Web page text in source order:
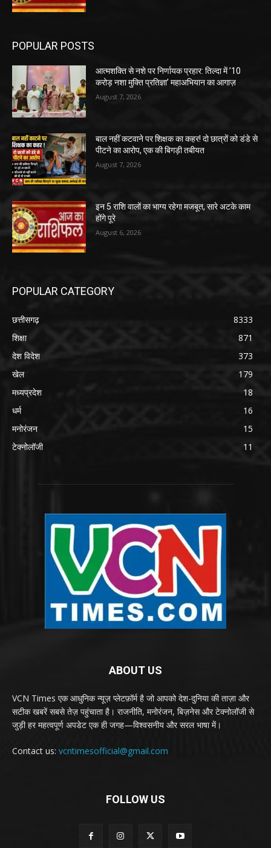
POPULAR POSTS
आत्मशक्ति से नशे पर निर्णायक प्रहार: तिल्दा में ’10
करोड़ नशा मुक्ति प्रतिज्ञा’ महाअभियान का आगाज़
August 7, 2026
बाल नहीं कटवाने पर शिक्षक का कहर! दो छात्रों को डंडे से
पीटने का आरोप, एक की बिगड़ी तबीयत
August 7, 2026
इन 5 राशि वालों का भाग्य रहेगा मजबूत, सारे अटके काम
होंगे पूरे
August 6, 2026
POPULAR CATEGORY
छत्तीसगढ़
8333
शिक्षा
871
देश विदेश
373
खेल
179
मध्यप्रदेश
18
धर्म
16
मनोरंजन
15
टेक्नोलॉजी
11
ABOUT US
VCN Times एक आधुनिक न्यूज़ प्लेटफ़ॉर्म है जो आपको देश-दुनिया की ताज़ा और
सटीक खबरें सबसे तेज़ पहुंचाता है। राजनीति, मनोरंजन, बिज़नेस और टेक्नोलॉजी से
जुड़ी हर महत्वपूर्ण अपडेट एक ही जगह—विश्वसनीय और सरल भाषा में।
Contact us: vcntimesofficial@gmail.com
FOLLOW US